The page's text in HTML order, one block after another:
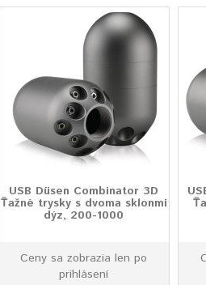
USB Düsen Combinator 3D
Ťažné trysky s dvoma sklonmi
dýz, 200-1000
Ceny sa zobrazia len po
prihlásení